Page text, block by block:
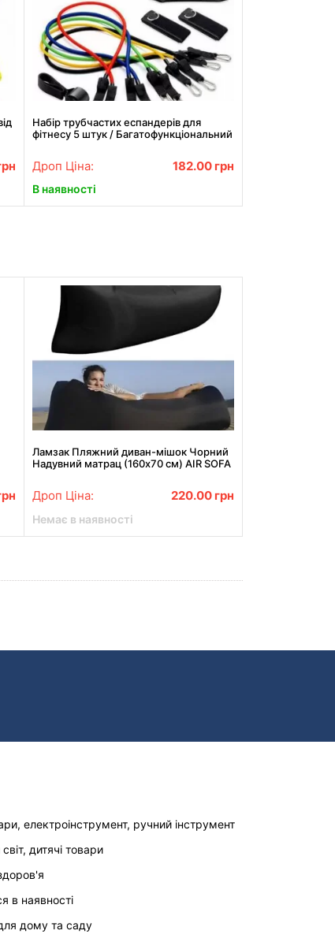
Набір трубчастих еспандерів для
фітнесу 5 штук / Багатофункціональний
Дроп Ціна: 182.00 грн
В наявності
Ламзак Пляжний диван-мішок Чорний
Надувний матрац (160х70 см) AIR SOFA
Дроп Ціна: 220.00 грн
Немає в наявності
електроінструмент, ручний інструмент
дитячі товари
в наявності
дому та саду